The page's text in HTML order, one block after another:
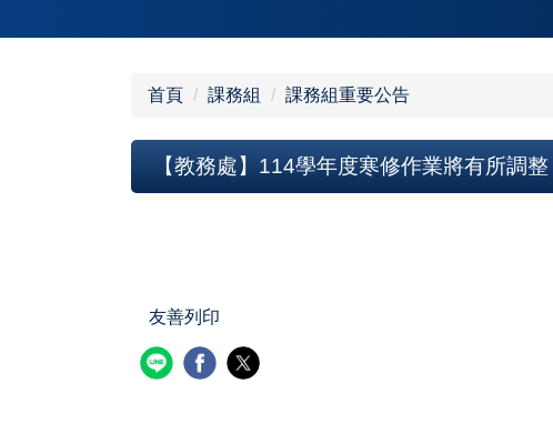
首頁 課務組 課務組重要公告
【教務處】114學年度寒修作業將有所調
友善列印